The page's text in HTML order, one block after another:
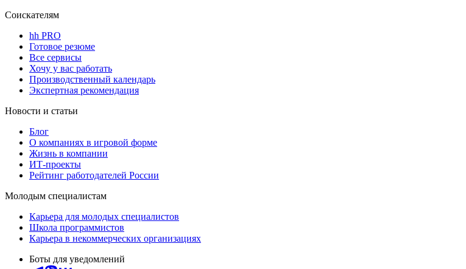
Соискателям
hh PRO
Готовое резюме
Все сервисы
Хочу у вас работать
Производственный календарь
Экспертная рекомендация
Новости и статьи
Блог
О компаниях в игровой форме
Жизнь в компании
ИТ-проекты
Рейтинг работодателей России
Молодым специалистам
Карьера для молодых специалистов
Школа программистов
Карьера в некоммерческих организациях
Боты для уведомлений